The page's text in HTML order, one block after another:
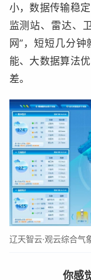
小，数据传输稳
监测站、雷达、
网”，短短几分
能、大数据算法
差。
辽天智云·观云综合气
你感